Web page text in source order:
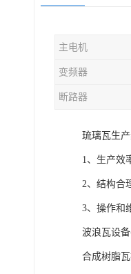
主电机
变频器
断路器
琉璃瓦生
1、生产效
2、结构合
3、操作和
波浪瓦设
合成树脂